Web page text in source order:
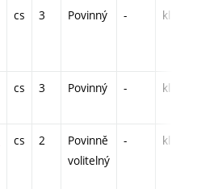
cs 3 Povinný - kl
cs 3 Povinný - kl
cs 2
Povinně
volitelný
- kl